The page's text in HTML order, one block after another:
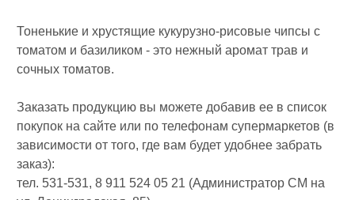
Тоненькие и хрустящие кукурузно-рисовые чипсы с
томатом и базиликом - это нежный аромат трав и
сочных томатов.
Заказать продукцию вы можете добавив ее в список
покупок на сайте или по телефонам супермаркетов (в
зависимости от того, где вам будет удобнее забрать
заказ):
тел. 531-531, 8 911 524 05 21 (Администратор СМ на